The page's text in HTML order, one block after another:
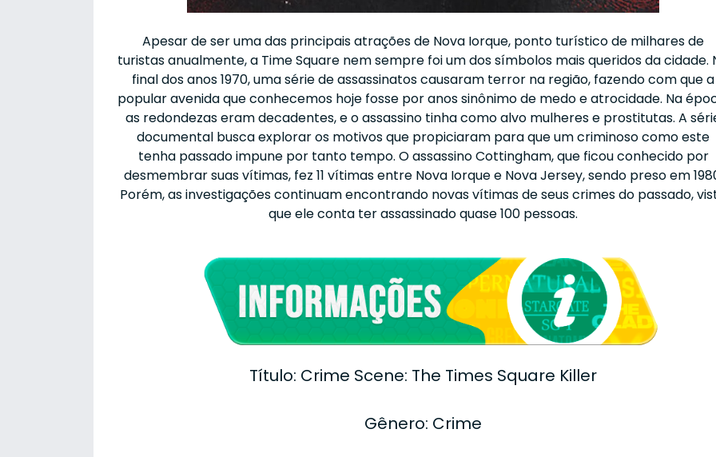
Apesar de ser uma das principais atrações de Nova Iorque, ponto turístico de milhares de
turistas anualmente, a Time Square nem sempre foi um dos símbolos mais queridos da cidade.
final dos anos 1970, uma série de assassinatos causaram terror na região, fazendo com que a
popular avenida que conhecemos hoje fosse por anos sinônimo de medo e atrocidade. Na
as redondezas eram decadentes, e o assassino tinha como alvo mulheres e prostitutas. A
documental busca explorar os motivos que propiciaram para que um criminoso como este
tenha passado impune por tanto tempo. O assassino Cottingham, que ficou conhecido por
desmembrar suas vítimas, fez 11 vítimas entre Nova Iorque e Nova Jersey, sendo preso em
Porém, as investigações continuam encontrando novas vítimas de seus crimes do passado,
que ele conta ter assassinado quase 100 pessoas.
Título: Crime Scene: The Times Square Killer
Gênero: Crime